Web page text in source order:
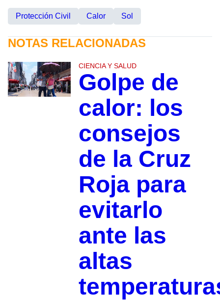
Protección Civil Calor Sol
NOTAS RELACIONADAS
CIENCIA Y SALUD
Golpe de
calor: los
consejos
de la Cruz
Roja para
evitarlo
ante las
altas